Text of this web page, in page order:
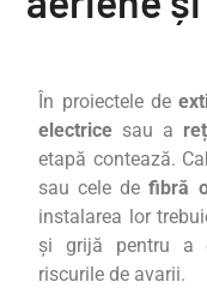
În proiectele de
electrice sau a
etapă contează.
sau cele defibră
instalarea lor
și grijă pentru a
riscurile de avarii.